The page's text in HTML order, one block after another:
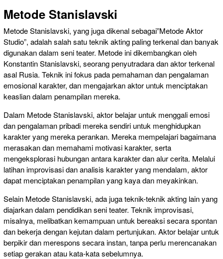
Metode Stanislavski
Metode Stanislavski, yang juga dikenal sebagai”Metode Aktor
Studio”, adalah salah satu teknik akting paling terkenal dan banyak
digunakan dalam seni teater. Metode ini dikembangkan oleh
Konstantin Stanislavski, seorang penyutradara dan aktor terkenal
asal Rusia. Teknik ini fokus pada pemahaman dan pengalaman
emosional karakter, dan mengajarkan aktor untuk menciptakan
keaslian dalam penampilan mereka.
Dalam Metode Stanislavski, aktor belajar untuk menggali emosi
dan pengalaman pribadi mereka sendiri untuk menghidupkan
karakter yang mereka perankan. Mereka mempelajari bagaimana
merasakan dan memahami motivasi karakter, serta
mengeksplorasi hubungan antara karakter dan alur cerita. Melalui
latihan improvisasi dan analisis karakter yang mendalam, aktor
dapat menciptakan penampilan yang kaya dan meyakinkan.
Selain Metode Stanislavski, ada juga teknik-teknik akting lain yang
diajarkan dalam pendidikan seni teater. Teknik improvisasi,
misalnya, melibatkan kemampuan untuk bereaksi secara spontan
dan bekerja dengan kejutan dalam pertunjukan. Aktor belajar untuk
berpikir dan merespons secara instan, tanpa perlu merencanakan
setiap gerakan atau kata-kata sebelumnya.